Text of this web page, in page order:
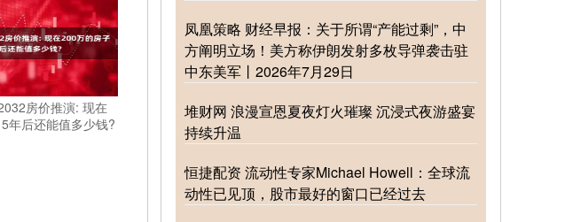
房价推演: 现在
年后还能值多少钱?
凤凰策略 财经早报：关于所谓“产能过剩”，中
方阐明立场！美方称伊朗发射多枚导弹袭击驻
中东美军丨2026年7月29日
堆财网 浪漫宣恩夏夜灯火璀璨 沉浸式夜游盛宴
持续升温
恒捷配资 流动性专家Michael Howell：全球流
动性已见顶，股市最好的窗口已经过去